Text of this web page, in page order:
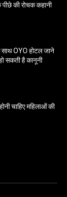
की रोचक कहानी
OYO होटल जाने
सकती है कानूनी
चाहिए महिलाओं की